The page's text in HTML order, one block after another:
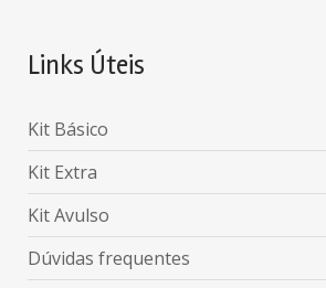
Links Úteis
Kit Básico
Kit Extra
Kit Avulso
Dúvidas frequentes